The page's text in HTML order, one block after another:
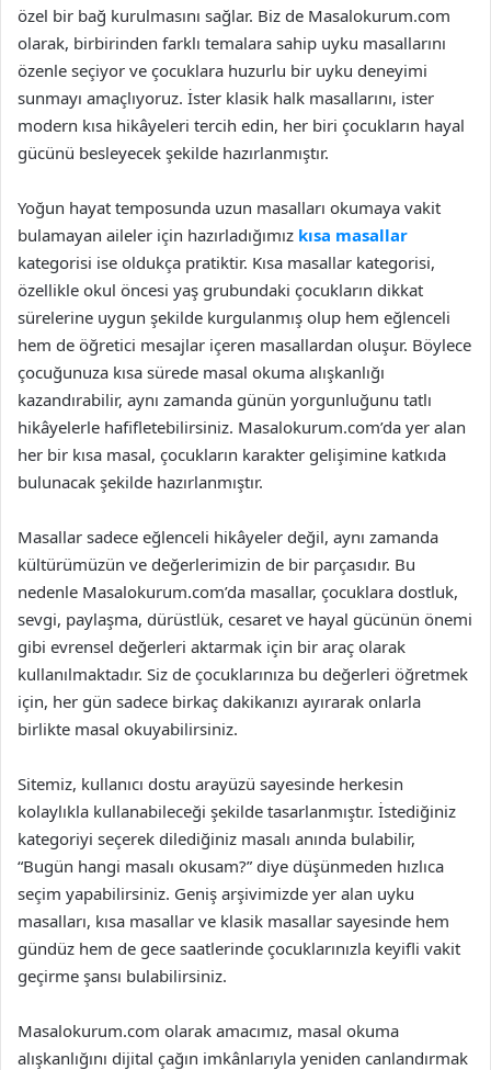
özel bir bağ kurulmasını sağlar. Biz de Masalokurum.com
olarak, birbirinden farklı temalara sahip uyku masallarını
özenle seçiyor ve çocuklara huzurlu bir uyku deneyimi
sunmayı amaçlıyoruz. İster klasik halk masallarını, ister
modern kısa hikâyeleri tercih edin, her biri çocukların hayal
gücünü besleyecek şekilde hazırlanmıştır.
Yoğun hayat temposunda uzun masalları okumaya vakit
bulamayan aileler için hazırladığımız kısa masallar
kategorisi ise oldukça pratiktir. Kısa masallar kategorisi,
özellikle okul öncesi yaş grubundaki çocukların dikkat
sürelerine uygun şekilde kurgulanmış olup hem eğlenceli
hem de öğretici mesajlar içeren masallardan oluşur. Böylece
çocuğunuza kısa sürede masal okuma alışkanlığı
kazandırabilir, aynı zamanda günün yorgunluğunu tatlı
hikâyelerle hafifletebilirsiniz. Masalokurum.com’da yer alan
her bir kısa masal, çocukların karakter gelişimine katkıda
bulunacak şekilde hazırlanmıştır.
Masallar sadece eğlenceli hikâyeler değil, aynı zamanda
kültürümüzün ve değerlerimizin de bir parçasıdır. Bu
nedenle Masalokurum.com’da masallar, çocuklara dostluk,
sevgi, paylaşma, dürüstlük, cesaret ve hayal gücünün önemi
gibi evrensel değerleri aktarmak için bir araç olarak
kullanılmaktadır. Siz de çocuklarınıza bu değerleri öğretmek
için, her gün sadece birkaç dakikanızı ayırarak onlarla
birlikte masal okuyabilirsiniz.
Sitemiz, kullanıcı dostu arayüzü sayesinde herkesin
kolaylıkla kullanabileceği şekilde tasarlanmıştır. İstediğiniz
kategoriyi seçerek dilediğiniz masalı anında bulabilir,
“Bugün hangi masalı okusam?” diye düşünmeden hızlıca
seçim yapabilirsiniz. Geniş arşivimizde yer alan uyku
masalları, kısa masallar ve klasik masallar sayesinde hem
gündüz hem de gece saatlerinde çocuklarınızla keyifli vakit
geçirme şansı bulabilirsiniz.
Masalokurum.com olarak amacımız, masal okuma
alışkanlığını dijital çağın imkânlarıyla yeniden canlandırmak